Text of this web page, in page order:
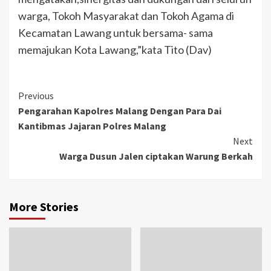
warga, Tokoh Masyarakat dan Tokoh Agama di
Kecamatan Lawang untuk bersama- sama
memajukan Kota Lawang,”kata Tito (Dav)
Previous
Pengarahan Kapolres Malang Dengan Para Dai
Kantibmas Jajaran Polres Malang
Next
Warga Dusun Jalen ciptakan Warung Berkah
More Stories